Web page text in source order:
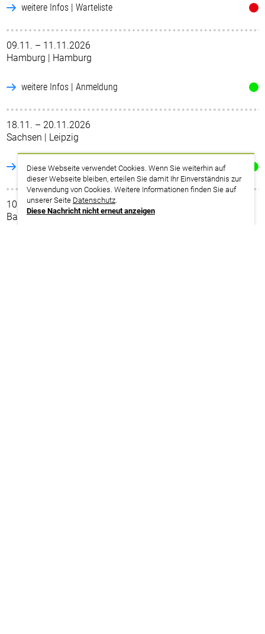
Diese Webseite verwendet Cookies. Wenn Sie weiterhin auf
dieser Webseite bleiben, erteilen Sie damit Ihr Einverständnis zur
Verwendung von Cookies. Weitere Informationen finden Sie auf
unserer Seite Datenschutz.
Diese Nachricht nicht erneut anzeigen
weitere Infos | Warteliste
09.11. – 11.11.2026
Hamburg | Hamburg
weitere Infos | Anmeldung
18.11. – 20.11.2026
Sachsen | Leipzig
weitere Infos | Anmeldung
10.03. – 12.03.2027
Baden-Württemberg | Mosbach